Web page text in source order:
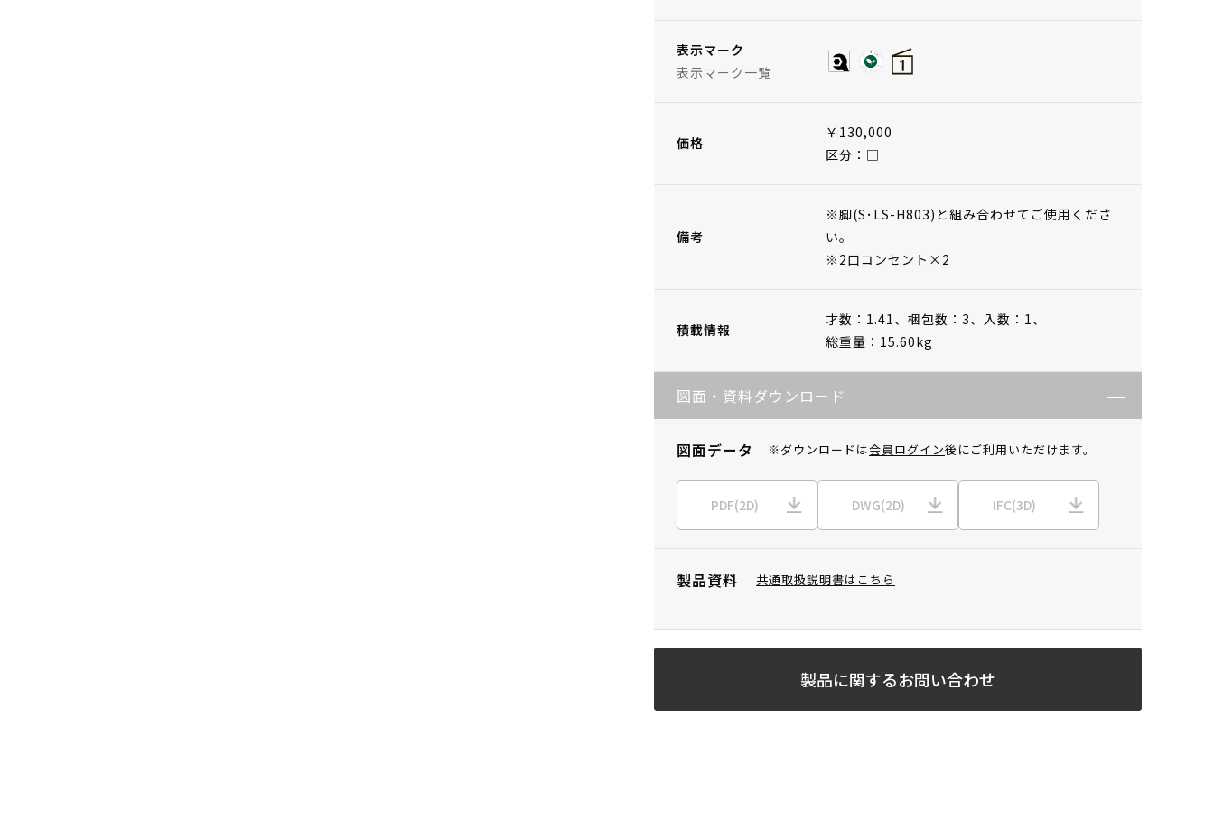
表示マーク
表示マーク一覧
価格
￥130,000
区分：□
備考
※脚(S･LS-H803)と組み合わせてご使用くださ
い。
※2口コンセント×2
積載情報
才数：1.41、 梱包数：3、 入数：1、
総重量：15.60kg
図面・資料ダウンロード
図面データ ※ダウンロードは会員ログイン後にご利用いただけます。
PDF(2D) DWG(2D) IFC(3D)
製品資料 共通取扱説明書はこちら
製品に関するお問い合わせ